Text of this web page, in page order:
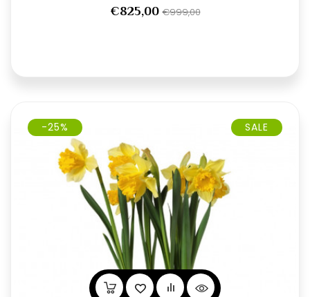
€825,00 €999,00
SALE
-25%